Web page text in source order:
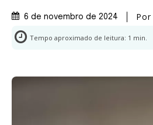
6 de novembro de 2024 Por
Tempo aproximado de leitura: 1 min.